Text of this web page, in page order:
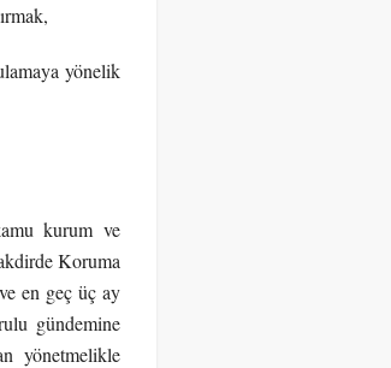
yönelik
kurum ve
Koruma
en geç üç ay
gündemine
yönetmelikle